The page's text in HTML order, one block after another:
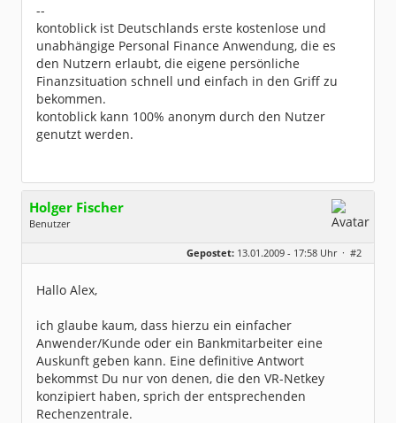
--
kontoblick ist Deutschlands erste kostenlose und
unabhängige Personal Finance Anwendung, die es
den Nutzern erlaubt, die eigene persönliche
Finanzsituation schnell und einfach in den Griff zu
bekommen.
kontoblick kann 100% anonym durch den Nutzer
genutzt werden.
Holger Fischer
Benutzer
Alter:
54
Dabei seit:
Gepostet: 13.01.2009 - 17:58 Uhr · #2
Hallo Alex,
ich glaube kaum, dass hierzu ein einfacher
Anwender/Kunde oder ein Bankmitarbeiter eine
Auskunft geben kann. Eine definitive Antwort
bekommst Du nur von denen, die den VR-Netkey
konzipiert haben, sprich der entsprechenden
Rechenzentrale.